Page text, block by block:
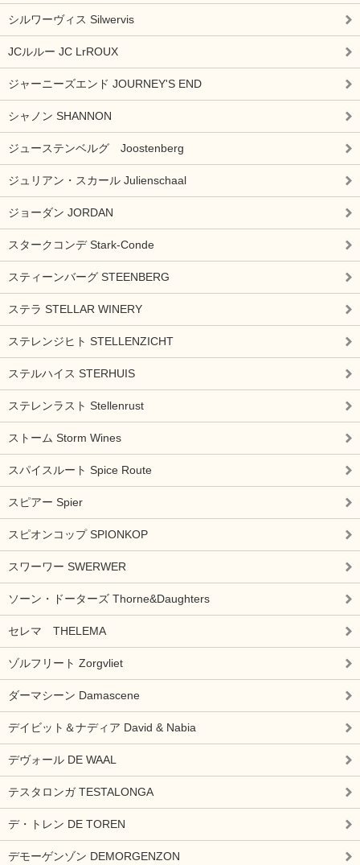
シルワーヴィス Silwervis
JCルルー JC LrROUX
ジャーニーズエンド JOURNEY'S END
シャノン SHANNON
ジューステンベルグ Joostenberg
ジュリアン・スカール Julienschaal
ジョーダン JORDAN
スタークコンデ Stark-Conde
スティーンバーグ STEENBERG
ステラ STELLAR WINERY
ステレンジヒト STELLENZICHT
ステルハイス STERHUIS
ステレンラスト Stellenrust
ストーム Storm Wines
スパイスルート Spice Route
スピアー Spier
スピオンコップ SPIONKOP
スワーワー SWERWER
ソーン・ドーターズ Thorne&Daughters
セレマ THELEMA
ゾルフリート Zorgvliet
ダーマシーン Damascene
デイビット＆ナディア David & Nabia
デヴォール DE WAAL
テスタロンガ TESTALONGA
デ・トレン DE TOREN
デモーゲンゾン DEMORGENZON